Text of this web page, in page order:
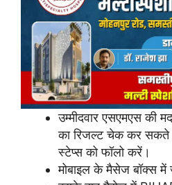
उम्मीदवार एसएमएस की
का रिजल्ट चेक कर सकते
स्टेप्स को फॉलो करें।
मोबाइल के मैसेज बॉक्स में